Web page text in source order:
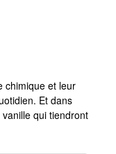
chimique et leur
Et dans
qui tiendront